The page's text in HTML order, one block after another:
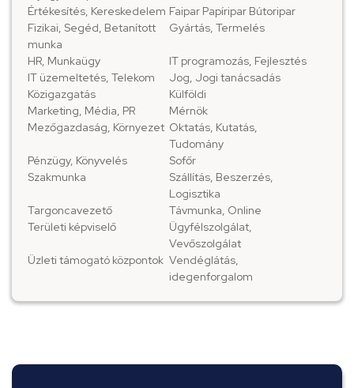
Értékesítés, Kereskedelem Faipar Papíripar Bútoripar
Fizikai, Segéd, Betanított
munka
Gyártás, Termelés
HR, Munkaügy
IT programozás, Fejlesztés
IT üzemeltetés, Telekom
Jog, Jogi tanácsadás
Közigazgatás
Külföldi
Marketing, Média, PR
Mérnök
Mezőgazdaság, Környezet Oktatás, Kutatás,
Tudomány
Pénzügy, Könyvelés
Sofőr
Szakmunka
Szállítás, Beszerzés,
Logisztika
Targoncavezető
Távmunka, Online
Területi képviselő
Ügyfélszolgálat,
Vevőszolgálat
Üzleti támogató központok Vendéglátás,
idegenforgalom